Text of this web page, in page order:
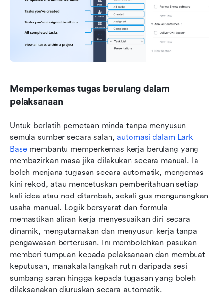
Memperkemas tugas berulang dalam
pelaksanaan
Untuk berlatih pemetaan minda tanpa menyusun
semula sumber secara salah, automasi dalam Lark
Base membantu memperkemas kerja berulang yang
membazirkan masa jika dilakukan secara manual. Ia
boleh menjana tugasan secara automatik, mengemas
kini rekod, atau mencetuskan pemberitahuan setiap
kali idea atau nod ditambah, sekali gus mengurangkan
usaha manual. Logik bersyarat dan formula
memastikan aliran kerja menyesuaikan diri secara
dinamik, mengutamakan dan menyusun kerja tanpa
pengawasan berterusan. Ini membolehkan pasukan
memberi tumpuan kepada pelaksanaan dan membuat
keputusan, manakala langkah rutin daripada sesi
sumbang saran hingga kepada tugasan yang boleh
dilaksanakan diuruskan secara automatik.